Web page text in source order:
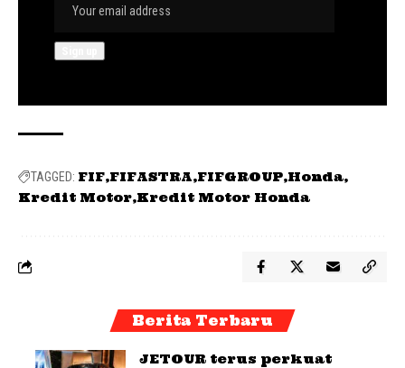
TAGGED: FIF FIFASTRA FIFGROUP Honda
Kredit Motor Kredit Motor Honda
Berita Terbaru
JETOUR terus perkuat